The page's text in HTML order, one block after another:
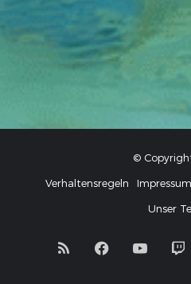
©
Verhaltensregeln
Impressum
Unser
RSS Facebook